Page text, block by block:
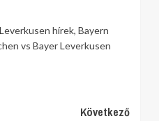
hírek, Bayern
vs Bayer Leverkusen
Következő